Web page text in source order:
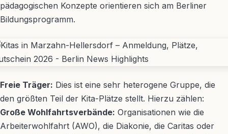
pädagogischen Konzepte orientieren sich am Berliner
Bildungsprogramm.
Freie Träger: Dies ist eine sehr heterogene Gruppe, die
den größten Teil der Kita-Plätze stellt. Hierzu zählen:
Große Wohlfahrtsverbände: Organisationen wie die
Arbeiterwohlfahrt (AWO), die Diakonie, die Caritas oder